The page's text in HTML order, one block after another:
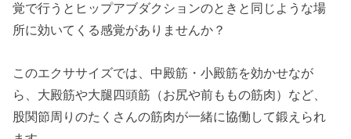
覚で行うとヒップアブダクションのときと同じような場
所に効いてくる感覚がありませんか？
このエクササイズでは、中殿筋・小殿筋を効かせなが
ら、大殿筋や大腿四頭筋（お尻や前ももの筋肉）など、
股関節周りのたくさんの筋肉が一緒に協働して鍛えられ